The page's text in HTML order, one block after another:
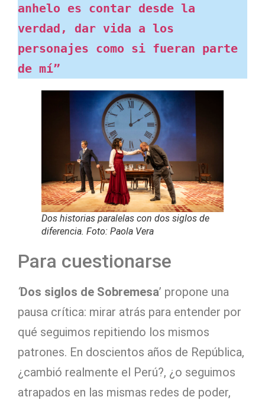
anhelo es contar desde la
verdad, dar vida a los
personajes como si fueran parte
de mí”
Dos historias paralelas con dos siglos de
diferencia. Foto: Paola Vera
Para cuestionarse
‘Dos siglos de Sobremesa’ propone una
pausa crítica: mirar atrás para entender por
qué seguimos repitiendo los mismos
patrones. En doscientos años de República,
¿cambió realmente el Perú?, ¿o seguimos
atrapados en las mismas redes de poder,